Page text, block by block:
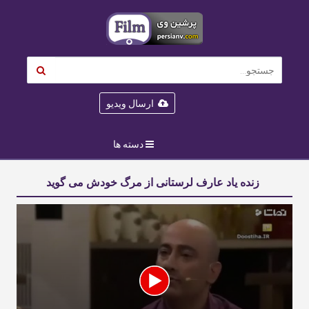
ارسال ویدیو
دسته ها
زنده یاد عارف لرستانی از مرگ خودش می گوید